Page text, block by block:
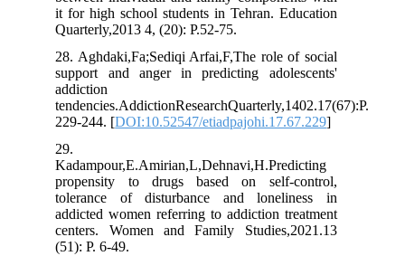
it for high school students in Tehran. Education
Quarterly,2013 4, (20): P.52-75.
28. Aghdaki,Fa;Sediqi Arfai,F,The role of social
support and anger in predicting adolescents'
addiction
229-244. [DOI:10.52547/etiadpajohi.17.67.229
Kadampour,E.Amirian,L,Dehnavi,H.Predicting
propensity to drugs based on self-control,
tolerance of disturbance and loneliness in
addicted women referring to addiction treatment
centers. Women and Family Studies,2021.13
(51): P. 6-49.